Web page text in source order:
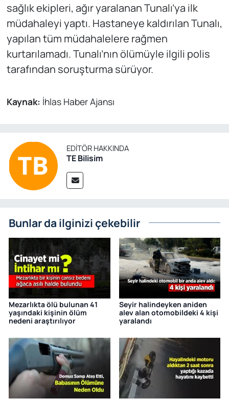
sağlık ekipleri, ağır yaralanan Tunalı’ya ilk
müdahaleyi yaptı. Hastaneye kaldırılan Tunalı,
yapılan tüm müdahalelere rağmen
kurtarılamadı. Tunalı’nın ölümüyle ilgili polis
tarafından soruşturma sürüyor.
Kaynak: İhlas Haber Ajansı
EDITÖR HAKKINDA
TE Bilisim
Bunlar da ilginizi çekebilir
Mezarlıkta ölü bulunan 41
yaşındaki kişinin ölüm
nedeni araştırılıyor
Seyir halindeyken aniden
alev alan otomobildeki 4 kişi
yaralandı